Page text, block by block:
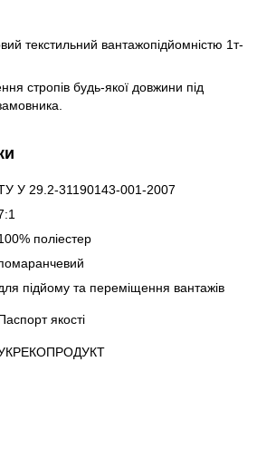
текстильний вантажопідйомністю 1т-
стропів будь-якої довжини під
У 29.2-31190143-001-2007
поліестер
підйому та переміщення вантажів
якості